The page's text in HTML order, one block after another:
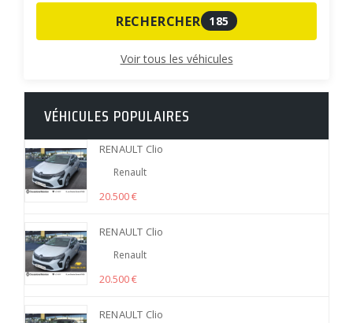
RECHERCHER 185
Voir tous les véhicules
VÉHICULES POPULAIRES
RENAULT Clio
Renault
20.500 €
RENAULT Clio
Renault
20.500 €
RENAULT Clio